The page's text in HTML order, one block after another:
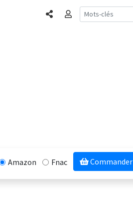
PartagerConnexion
Amazon Fnac Commander